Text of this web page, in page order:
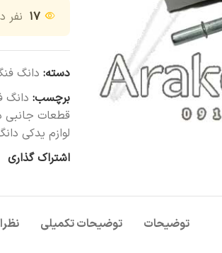
۱۷
دسته: دانگ
برچسب: دانگ
قطعات جانبی
لوازم یدکی
اشتراک گذاری
توضیحات توضیحات تکمیلی